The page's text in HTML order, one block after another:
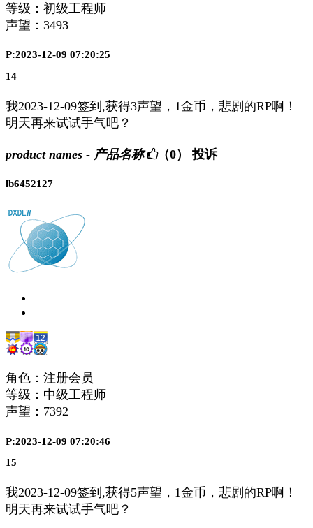
等级：初级工程师
声望： 3493
P:2023-12-09 07:20:25
14
我2023-12-09签到,获得3声望，1金币，悲剧的RP啊！
明天再来试试手气吧？
product names - 产品名称 （0） 投诉
lb6452127
角色：注册会员
等级：中级工程师
声望： 7392
P:2023-12-09 07:20:46
15
我2023-12-09签到,获得5声望，1金币，悲剧的RP啊！
明天再来试试手气吧？